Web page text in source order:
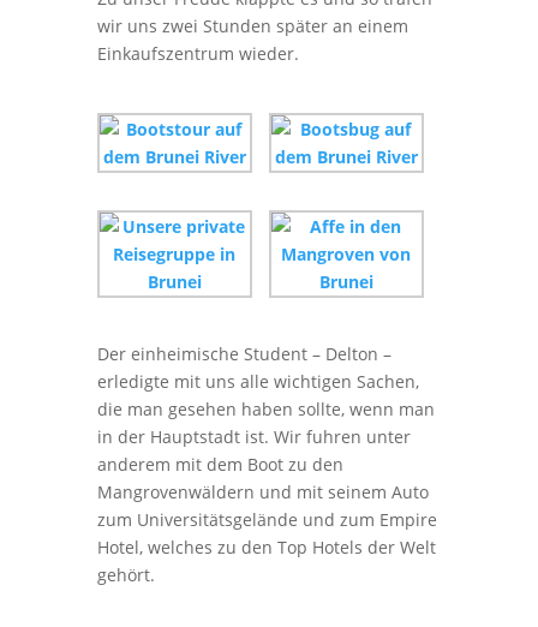
wir uns zwei Stunden später an einem
Einkaufszentrum wieder.
Der einheimische Student – Delton –
erledigte mit uns alle wichtigen Sachen,
die man gesehen haben sollte, wenn man
in der Hauptstadt ist. Wir fuhren unter
anderem mit dem Boot zu den
Mangrovenwäldern und mit seinem Auto
zum Universitätsgelände und zum Empire
Hotel, welches zu den Top Hotels der Welt
gehört.